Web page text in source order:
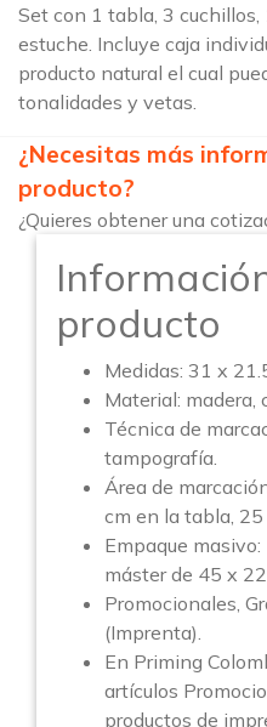
Set con 1 tabla, 3
estuche. Incluye caja
producto natural el cual
tonalidades y vetas.
¿Necesitas más
producto?
¿Quieres obtener una
producto
Medidas: 31 x
Material: madera,
Técnica de
tampografía.
Área de
cm en la tabla,
Empaque
máster de 45 x
Promocionales,
(Imprenta).
En Priming
artículos
productos de